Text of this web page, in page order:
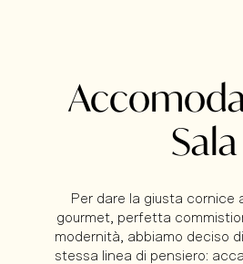
Sala
Per dare la giusta cornice
gourmet, perfetta
modernità, abbiamo deciso
stessa linea di pensiero: